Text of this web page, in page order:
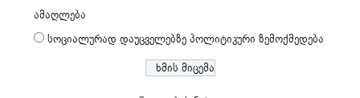
ამაღლება
სოციალურად დაუცველებზე პოლიტიკური ზემოქმედება